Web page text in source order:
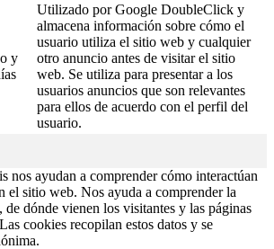
y
Utilizado por Google DoubleClick y
almacena información sobre cómo el
usuario utiliza el sitio web y cualquier
otro anuncio antes de visitar el sitio
web. Se utiliza para presentar a los
usuarios anuncios que son relevantes
para ellos de acuerdo con el perfil del
usuario.
nos ayudan a comprender cómo interactúan
el sitio web. Nos ayuda a comprender la
de dónde vienen los visitantes y las páginas
cookies recopilan estos datos y se